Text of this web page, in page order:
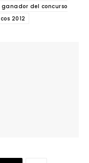
ganador del concurso
2012